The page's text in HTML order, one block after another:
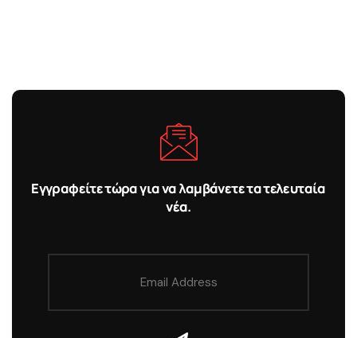
Εγγραφείτε τώρα για να λαμβάνετε τα τελευταία
νέα.